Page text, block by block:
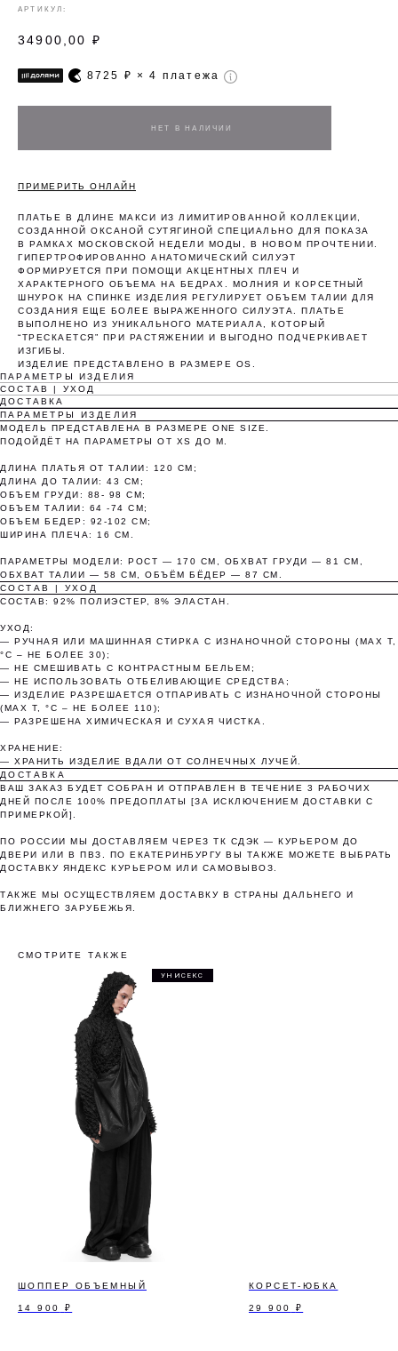
АРТИКУЛ:
34900,00 ₽
8725 ₽ × 4 платежа
ПРИМЕРИТЬ ОНЛАЙН
ПЛАТЬЕ В ДЛИНЕ МАКСИ ИЗ ЛИМИТИРОВАННОЙ КОЛЛЕКЦИИ,
СОЗДАННОЙ ОКСАНОЙ СУТЯГИНОЙ СПЕЦИАЛЬНО ДЛЯ ПОКАЗА
В РАМКАХ МОСКОВСКОЙ НЕДЕЛИ МОДЫ, В НОВОМ ПРОЧТЕНИИ.
ГИПЕРТРОФИРОВАННО АНАТОМИЧЕСКИЙ СИЛУЭТ
ФОРМИРУЕТСЯ ПРИ ПОМОЩИ АКЦЕНТНЫХ ПЛЕЧ И
ХАРАКТЕРНОГО ОБЪЕМА НА БЕДРАХ. МОЛНИЯ И КОРСЕТНЫЙ
ШНУРОК НА СПИНКЕ ИЗДЕЛИЯ РЕГУЛИРУЕТ ОБЪЕМ ТАЛИИ ДЛЯ
СОЗДАНИЯ ЕЩЕ БОЛЕЕ ВЫРАЖЕННОГО СИЛУЭТА. ПЛАТЬЕ
ВЫПОЛНЕНО ИЗ УНИКАЛЬНОГО МАТЕРИАЛА, КОТОРЫЙ
“ТРЕСКАЕТСЯ” ПРИ РАСТЯЖЕНИИ И ВЫГОДНО ПОДЧЕРКИВАЕТ
ИЗГИБЫ.
ИЗДЕЛИЕ ПРЕДСТАВЛЕНО В РАЗМЕРЕ OS.
ПАРАМЕТРЫ ИЗДЕЛИЯ
СОСТАВ | УХОД
ДОСТАВКА
ПАРАМЕТРЫ ИЗДЕЛИЯ
МОДЕЛЬ ПРЕДСТАВЛЕНА В РАЗМЕРЕ ONE SIZE.
ПОДОЙДЁТ НА ПАРАМЕТРЫ ОТ XS ДО M.
ДЛИНА ПЛАТЬЯ ОТ ТАЛИИ: 120 СМ;
ДЛИНА ДО ТАЛИИ: 43 СМ;
ОБЪЕМ ГРУДИ: 88- 98 СМ;
ОБЪЕМ ТАЛИИ: 64 -74 СМ;
ОБЪЕМ БЕДЕР: 92-102 СМ;
ШИРИНА ПЛЕЧА: 16 СМ.
ПАРАМЕТРЫ МОДЕЛИ: РОСТ — 170 СМ, ОБХВАТ ГРУДИ — 81 СМ,
ОБХВАТ ТАЛИИ — 58 СМ, ОБЪЁМ БЁДЕР — 87 СМ.
СОСТАВ | УХОД
СОСТАВ: 92% ПОЛИЭСТЕР, 8% ЭЛАСТАН.
УХОД:
— РУЧНАЯ ИЛИ МАШИННАЯ СТИРКА С ИЗНАНОЧНОЙ СТОРОНЫ (MAX T,
°C – НЕ БОЛЕЕ 30);
— НЕ СМЕШИВАТЬ С КОНТРАСТНЫМ БЕЛЬЕМ;
— НЕ ИСПОЛЬЗОВАТЬ ОТБЕЛИВАЮЩИЕ СРЕДСТВА;
— ИЗДЕЛИЕ РАЗРЕШАЕТСЯ ОТПАРИВАТЬ С ИЗНАНОЧНОЙ СТОРОНЫ
(MAX T, °C – НЕ БОЛЕЕ 110);
— РАЗРЕШЕНА ХИМИЧЕСКАЯ И СУХАЯ ЧИСТКА.
ХРАНЕНИЕ:
— ХРАНИТЬ ИЗДЕЛИЕ ВДАЛИ ОТ СОЛНЕЧНЫХ ЛУЧЕЙ.
ДОСТАВКА
ВАШ ЗАКАЗ БУДЕТ СОБРАН И ОТПРАВЛЕН В ТЕЧЕНИЕ 3 РАБОЧИХ
ДНЕЙ ПОСЛЕ 100% ПРЕДОПЛАТЫ [ЗА ИСКЛЮЧЕНИЕМ ДОСТАВКИ С
ПРИМЕРКОЙ].
ПО РОССИИ МЫ ДОСТАВЛЯЕМ ЧЕРЕЗ ТК СДЭК — КУРЬЕРОМ ДО
ДВЕРИ ИЛИ В ПВЗ. ПО ЕКАТЕРИНБУРГУ ВЫ ТАКЖЕ МОЖЕТЕ ВЫБРАТЬ
ДОСТАВКУ ЯНДЕКС КУРЬЕРОМ ИЛИ САМОВЫВОЗ.
ТАКЖЕ МЫ ОСУЩЕСТВЛЯЕМ ДОСТАВКУ В СТРАНЫ ДАЛЬНЕГО И
БЛИЖНЕГО ЗАРУБЕЖЬЯ.
СМОТРИТЕ ТАКЖЕ
УНИСЕКС
ШОППЕР ОБЪЕМНЫЙ
14 900 ₽
КОРСЕТ-ЮБКА
29 900 ₽
Оплата частями
Оплатите сегодня 25% стоимости покупки
платежами раз в две недели.
Оплата
сегодня
25%
Через 2
25% 25% 25%
Понятно